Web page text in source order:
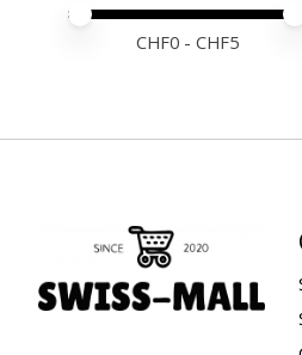
Prix minimum
Price maximum value
CHF0 - CHF5